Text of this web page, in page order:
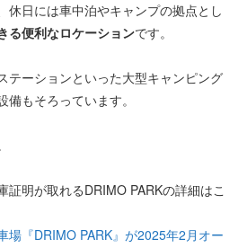
休日には車中泊やキャンプの拠点とし
る便利なロケーションです。
テーションといった大型キャンピング
もそろっています。
証明が取れるDRIMO PARKの詳細はこ
場『DRIMO PARK』が2025年2月オー